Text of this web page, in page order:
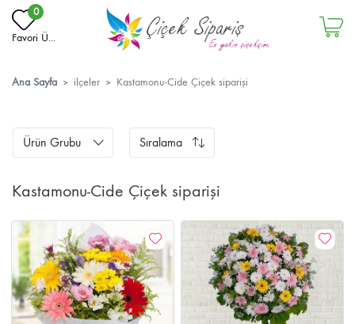
0
Favori Ü...
Ana Sayfa ilçeler Kastamonu-Cide Çiçek siparişi
Ürün Grubu Sıralama
Kastamonu-Cide Çiçek siparişi